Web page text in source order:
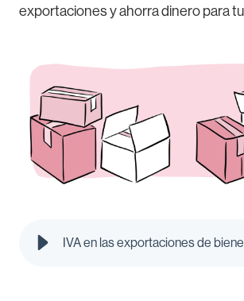
exportaciones y ahorra dinero para